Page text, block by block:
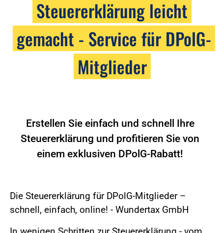
Steuererklärung leicht
gemacht - Service für DPolG-
Mitglieder
Erstellen Sie einfach und schnell Ihre
Steuererklärung und profitieren Sie von
einem exklusiven DPolG-Rabatt!
Die Steuererklärung für DPolG-Mitglieder –
schnell, einfach, online! - Wundertax GmbH